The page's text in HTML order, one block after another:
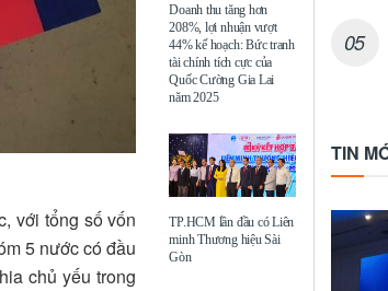
với tổng số vốn
5 nước có đầu
chủ yếu trong
Doanh thu tăng hơn
208%, lợi nhuận vượt
44% kế hoạch: Bức tranh
tài chính tích cực của
Quốc Cường Gia Lai
năm 2025
TP.HCM lần đầu có Liên
minh Thương hiệu Sài
Gòn
TIN